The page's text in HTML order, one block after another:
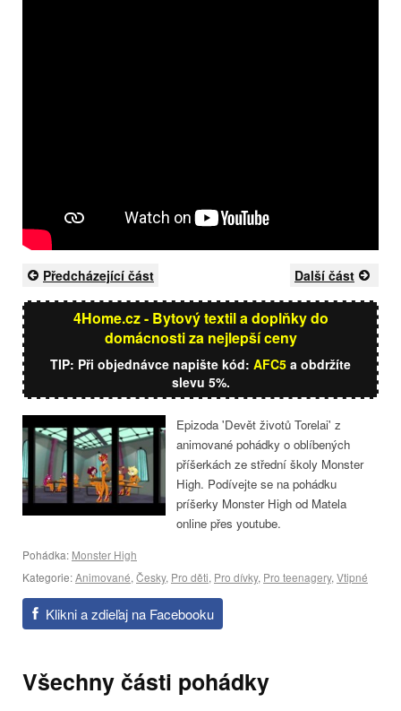
Předcházející část Další část
4Home.cz - Bytový textil a doplňky do
domácnosti za nejlepší ceny
TIP: Při objednávce napište kód: AFC5 a obdržíte
slevu 5%.
Epizoda 'Devět životů Torelai' z
animované pohádky o oblíbených
příšerkách ze střední školy Monster
High. Podívejte se na pohádku
príšerky Monster High od Matela
online přes youtube.
Pohádka: Monster High
Kategorie:Animované, Česky, Pro děti, Pro dívky, Pro teenagery, Vtipné
Klikni a zdieľaj na Facebooku
Všechny části pohádky